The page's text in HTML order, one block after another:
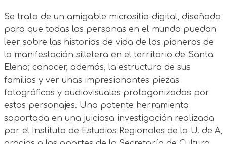
Se trata de un amigable micrositio digital, diseñado
para que todas las personas en el mundo puedan
leer sobre las historias de vida de los pioneros de
la manifestación silletera en el territorio de Santa
Elena; conocer, además, la estructura de sus
familias y ver unas impresionantes piezas
fotográficas y audiovisuales protagonizadas por
estos personajes. Una potente herramienta
soportada en una juiciosa investigación realizada
por el Instituto de Estudios Regionales de la U. de A,